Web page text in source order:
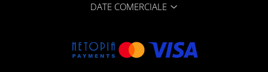
DATE COMERCIALE